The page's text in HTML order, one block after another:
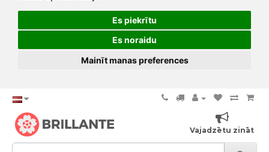
Es piekrītu
Es noraidu
Mainīt manas preferences
Vajadzētu zināt